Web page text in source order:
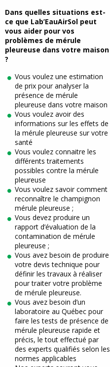
Dans quelles situations est-
ce que Lab’EauAirSol peut
vous aider pour vos
problèmes de mérule
pleureuse dans votre maison
?
Vous voulez une estimation
de prix pour analyser la
présence de mérule
pleureuse dans votre maison
Vous voulez avoir des
informations sur les effets de
la mérule pleureuse sur votre
santé
Vous voulez connaitre les
différents traitements
possibles contre la mérule
pleureuse
Vous voulez savoir comment
reconnaître le champignon
mérule pleureuse ;
Vous devez produire un
rapport d’évaluation de la
contamination de mérule
pleureuse ;
Vous avez besoin de produire
votre devis technique pour
définir les travaux à réaliser
pour traiter votre problème
de mérule pleureuse.
Vous avez besoin d’un
laboratoire au Québec pour
faire les tests de présence de
mérule pleureuse rapide et
précis, le tout effectué par
des experts qualifiés selon les
normes applicables